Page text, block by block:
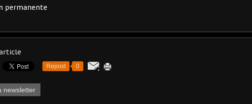
permanente
Repost 0
newsletter